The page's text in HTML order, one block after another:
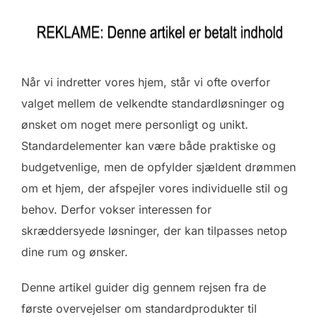
Når vi indretter vores hjem, står vi ofte overfor
valget mellem de velkendte standardløsninger og
ønsket om noget mere personligt og unikt.
Standardelementer kan være både praktiske og
budgetvenlige, men de opfylder sjældent drømmen
om et hjem, der afspejler vores individuelle stil og
behov. Derfor vokser interessen for
skræddersyede løsninger, der kan tilpasses netop
dine rum og ønsker.
Denne artikel guider dig gennem rejsen fra de
første overvejelser om standardprodukter til